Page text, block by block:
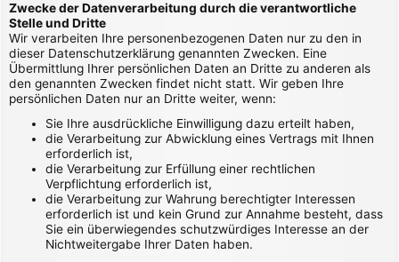
Zwecke der Datenverarbeitung durch die verantwortliche
Stelle und Dritte
Wir verarbeiten Ihre personenbezogenen Daten nur zu den in
dieser Datenschutzerklärung genannten Zwecken. Eine
Übermittlung Ihrer persönlichen Daten an Dritte zu anderen als
den genannten Zwecken findet nicht statt. Wir geben Ihre
persönlichen Daten nur an Dritte weiter, wenn:
Sie Ihre ausdrückliche Einwilligung dazu erteilt haben,
die Verarbeitung zur Abwicklung eines Vertrags mit Ihnen
erforderlich ist,
die Verarbeitung zur Erfüllung einer rechtlichen
Verpflichtung erforderlich ist,
die Verarbeitung zur Wahrung berechtigter Interessen
erforderlich ist und kein Grund zur Annahme besteht, dass
Sie ein überwiegendes schutzwürdiges Interesse an der
Nichtweitergabe Ihrer Daten haben.